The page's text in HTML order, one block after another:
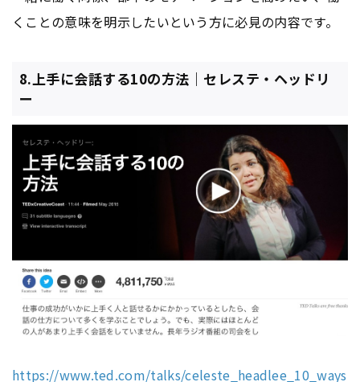
くことの意味を明示したいという方に必見の内容です。
8.上手に会話する10の方法｜セレステ・ヘッドリ
ー
https://www.ted.com/talks/celeste_headlee_10_ways